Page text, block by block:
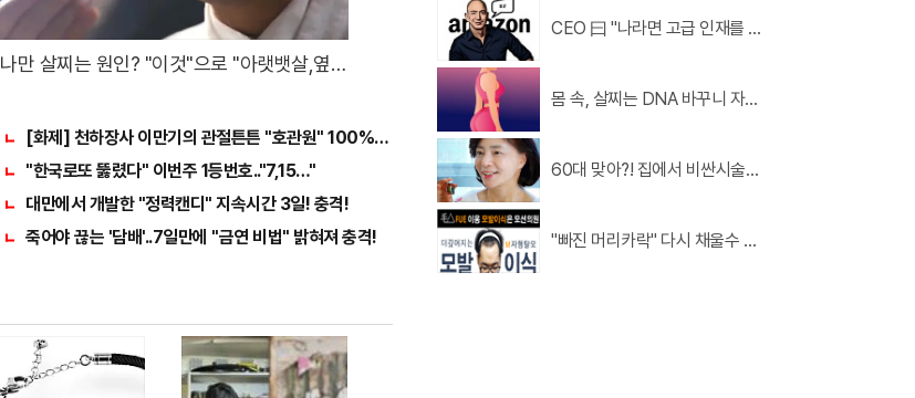
나만 살찌는 원인? "이것"으로 "아랫뱃살,옆구
[화제] 천하장사 이만기의 관절튼튼 "호관원" 100%당첨 혜택 난리나!!
"한국로또 뚫렸다" 이번주 1등번호.."7,15…"
대만에서 개발한 "정력캔디" 지속시간 3일! 충격!
죽어야 끊는 '담배'..7일만에 "금연 비법" 밝혀져 충격!
CEO 曰 "나라면 고급 인재를 배
몸 속, 살찌는 DNA 바꾸니 자면
60대 맞아?! 집에서 비싼시술없
"빠진 머리카락" 다시 채울수 있